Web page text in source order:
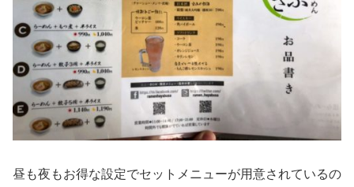
昼も夜もお得な設定でセットメニューが用意されているの